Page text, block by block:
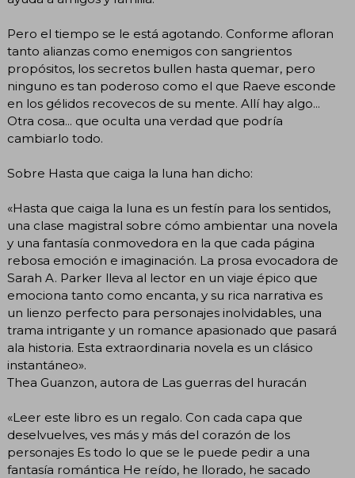
Pero el tiempo se le está agotando. Conforme afloran
tanto alianzas como enemigos con sangrientos
propósitos, los secretos bullen hasta quemar, pero
ninguno es tan poderoso como el que Raeve esconde
en los gélidos recovecos de su mente. Allí hay algo...
Otra cosa... que oculta una verdad que podría
cambiarlo todo.
Sobre Hasta que caiga la luna han dicho:
«Hasta que caiga la luna es un festín para los sentidos,
una clase magistral sobre cómo ambientar una novela
y una fantasía conmovedora en la que cada página
rebosa emoción e imaginación. La prosa evocadora de
Sarah A. Parker lleva al lector en un viaje épico que
emociona tanto como encanta, y su rica narrativa es
un lienzo perfecto para personajes inolvidables, una
trama intrigante y un romance apasionado que pasará
ala historia. Esta extraordinaria novela es un clásico
instantáneo».
Thea Guanzon, autora de Las guerras del huracán
«Leer este libro es un regalo. Con cada capa que
deselvuelves, ves más y más del corazón de los
personajes Es todo lo que se le puede pedir a una
fantasía romántica He reído, he llorado, he sacado